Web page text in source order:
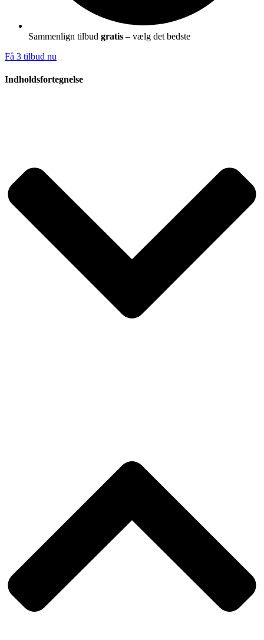
Sammenlign tilbud gratis – vælg det bedste
Få 3 tilbud nu
Indholdsfortegnelse